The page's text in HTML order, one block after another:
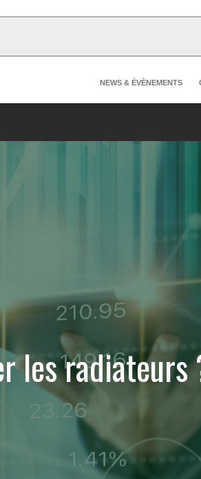
Header
NEWS & ÉVÈNEMENTS
les radiateurs